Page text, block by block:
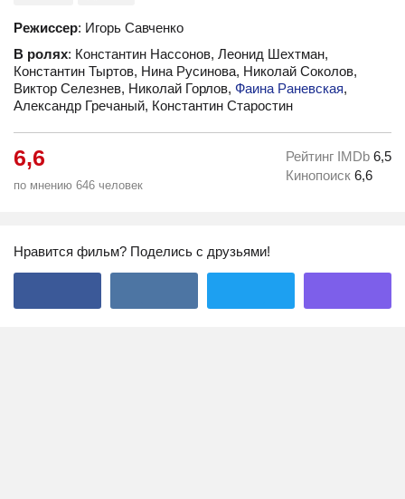
Режиссер: Игорь Савченко
В ролях: Константин Нассонов, Леонид Шехтман,
Константин Тыртов, Нина Русинова, Николай Соколов,
Виктор Селезнев, Николай Горлов, Фаина Раневская,
Александр Гречаный, Константин Старостин
6,6
по мнению 646 человек
Рейтинг IMDb 6,5
Кинопоиск 6,6
Нравится фильм? Поделись с друзьями!